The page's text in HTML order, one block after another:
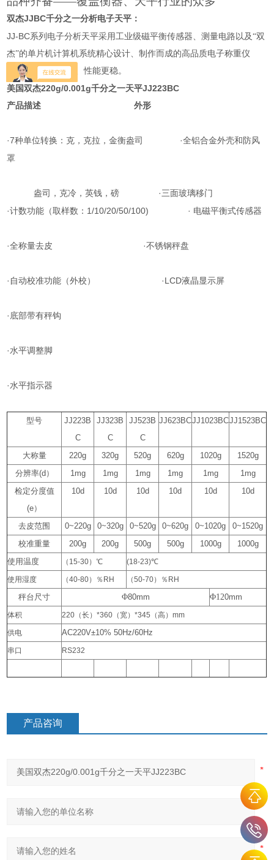
双杰JJBC千分之一分析电子天平：
JJ-BC系列电子分析天平采用工业级磁平衡传感器、测量电路以及“双
杰”的单片机计算机系统精心设计、制作而成的高品质电子称重仪
器。产品精度更高、性能更稳。
美国双杰220g/0.001g千分之一天平JJ223BC
产品描述 外形
·7种单位转换：克，克拉，金衡盎司 ·全铝合金外壳和防风
罩
盎司，克冷，英钱，磅 ·三面玻璃移门
·计数功能（取样数： 1/10/20/50/100) · 电磁平衡式传感器
·全称量去皮 ·不锈钢秤盘
· 自动校准功能（外校） ·LCD液晶显示屏
· 底部带有秤钩
·水平调整脚
·水平指示器
型号
JJ223B
C
JJ323B
C
JJ523B
C
JJ623BCJJ1023BCJJ1523BC
大称量 220g 320g 520g 620g 1020g
1520g
分辨率(d ） 1mg 1mg 1mg 1mg 1mg
1mg
检定分度值
(e）
10d 10d 10d 10d 10d 10d
去皮范围 0~220g 0~320g 0~520g 0~620g 0~1020g
0~1520g
校准重量
200g 200g 500g 500g 1000g
1000g
使用温度
（ 15-30）℃ (18-23)℃
使用湿度 （40-80）％ RH （50-70）％ RH
秤台尺寸 Φ80mm Φ120mm
体积 220 （长）*360 （宽）*345 （高）mm
供电 AC220V±10% 50Hz/60Hz
串口 RS232
产品咨询